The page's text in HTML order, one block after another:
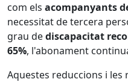
com els acompanyants
necessitat de tercera
grau dediscapacitat
65%, l'abonament
Aquestes reduccions i les